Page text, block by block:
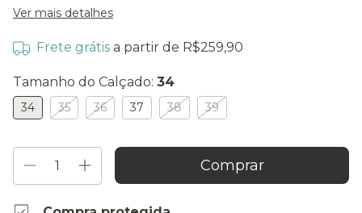
Ver mais detalhes
Frete grátis a partir de R$259,90
Tamanho do Calçado: 34
34 35 36 37 38 39